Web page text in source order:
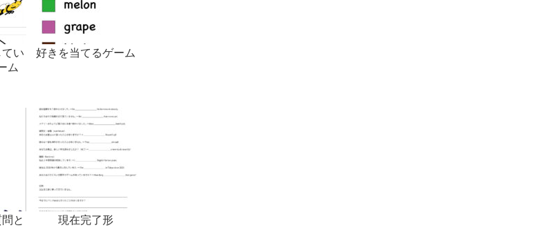
い
ム
好きを当てるゲーム
と
現在完了形